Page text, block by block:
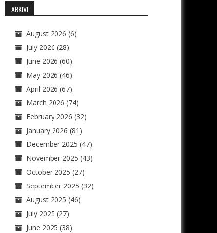
ARKIVI
August 2026 (6)
July 2026 (28)
June 2026 (60)
May 2026 (46)
April 2026 (67)
March 2026 (74)
February 2026 (32)
January 2026 (81)
December 2025 (47)
November 2025 (43)
October 2025 (27)
September 2025 (32)
August 2025 (46)
July 2025 (27)
June 2025 (38)